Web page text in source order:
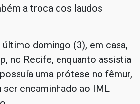
a troca dos laudos
último domingo (3), em casa,
no Recife, enquanto assistia
uma prótese no fêmur,
encaminhado ao IML